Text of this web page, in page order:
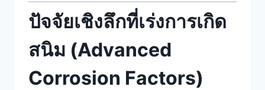
ปัจจัยเชิงลึกที่เร่งการเกิด
สนิม (Advanced
Corrosion Factors)